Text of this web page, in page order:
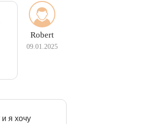
Robert
09.01.2025
я хочу